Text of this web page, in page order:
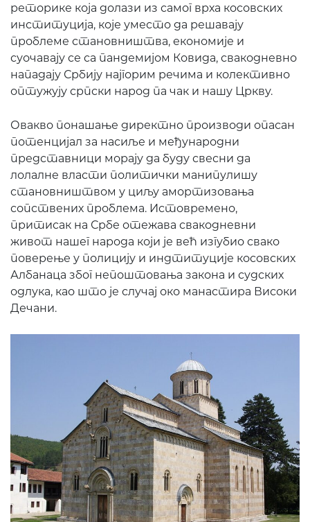
реторике која долази из самог врха косовских
институција, које уместо да решавају
проблеме становништва, економије и
суочавају се са пандемијом Ковида, свакодневно
нападају Србију најгорим речима и колективно
оптужују српски народ па чак и нашу Цркву.
Овакво понашање директно производи опасан
потенцијал за насиље и међународни
представници морају да буду свесни да
лолалне власти политички манипулишу
становништвом у циљу амортизовања
сопствених проблема. Истовремено,
притисак на Србе отежава свакодневни
живот нашег народа који је већ изгубио свако
поверење у полицију и индтитуције косовских
Албанаца због непоштовања закона и судских
одлука, као што је случај око манастира Високи
Дечани.